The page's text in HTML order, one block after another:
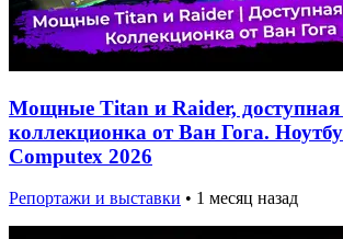
Мощные Titan и Raider,
коллекционка от Ван Гога.
Computex 2026
Репортажи и выставки • 1 месяц назад